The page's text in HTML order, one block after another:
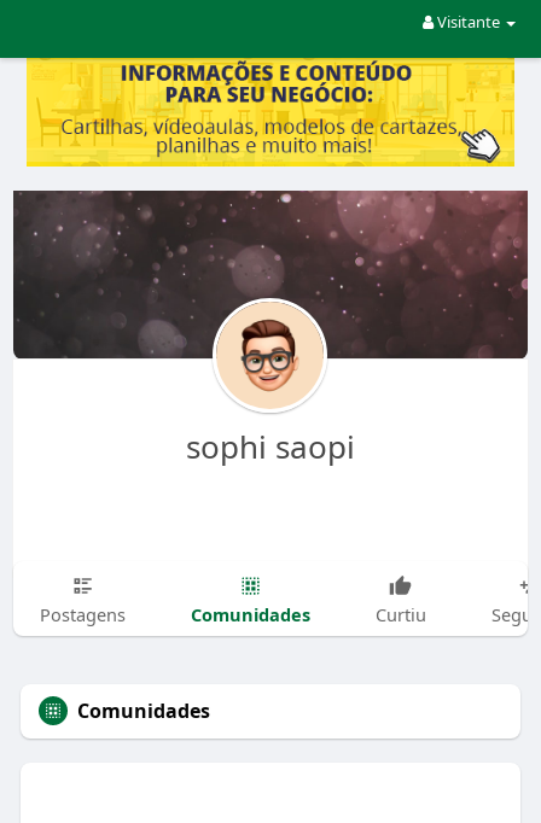
Visitante
sophi saopi
Postagens Comunidades Curtiu
Comunidades